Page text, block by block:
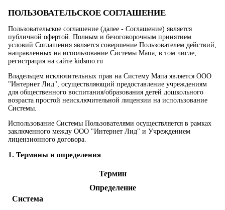
ПОЛЬЗОВАТЕЛЬСКОЕ СОГЛАШЕНИЕ
Пользовательское соглашение (далее - Соглашение) является
публичной офертой. Полным и безоговорочным принятием
условий Соглашения является совершение Пользователем действий,
направленных на использование Системы Мапа, в том числе,
регистрация на сайте kidsmo.ru
Владельцем исключительных прав на Систему Мапа является ООО
"Интернет Лид", осуществляющий предоставление учреждениям
для общественного воспитания/образования детей дошкольного
возраста простой неисключительной лицензии на использование
Системы.
Использование Системы Пользователями осуществляется в рамках
заключенного между ООО "Интернет Лид" и Учреждением
лицензионного договора.
1. Термины и определения
Термин
Определение
Система